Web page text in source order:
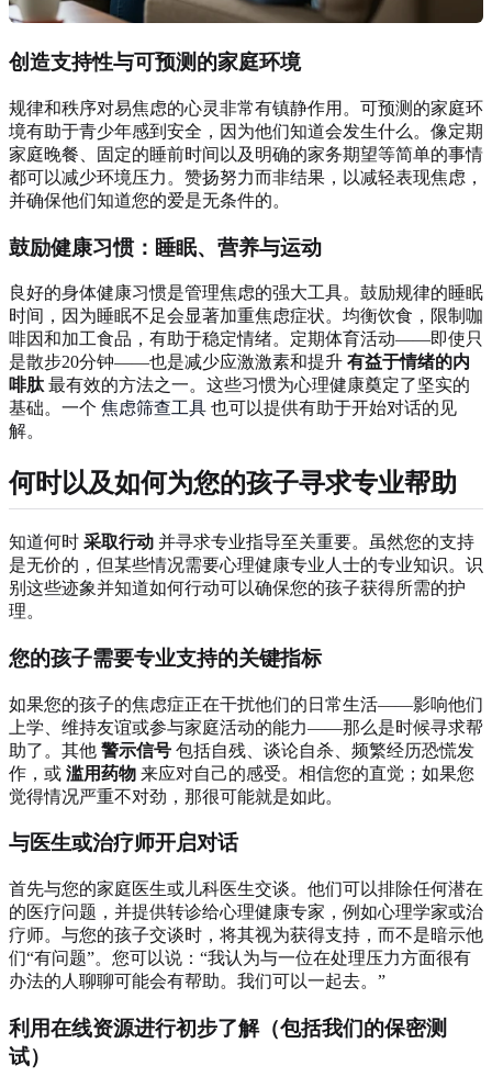
创造支持性与可预测的家庭环境
规律和秩序对易焦虑的心灵非常有镇静作用。可预测的家庭环
境有助于青少年感到安全，因为他们知道会发生什么。像定期
家庭晚餐、固定的睡前时间以及明确的家务期望等简单的事情
都可以减少环境压力。赞扬努力而非结果，以减轻表现焦虑，
并确保他们知道您的爱是无条件的。
鼓励健康习惯：睡眠、营养与运动
良好的身体健康习惯是管理焦虑的强大工具。鼓励规律的睡眠
时间，因为睡眠不足会显著加重焦虑症状。均衡饮食，限制咖
啡因和加工食品，有助于稳定情绪。定期体育活动——即使只
是散步20分钟——也是减少应激激素和提升 有益于情绪的内
啡肽 最有效的方法之一。这些习惯为心理健康奠定了坚实的
基础。一个 焦虑筛查工具 也可以提供有助于开始对话的见
解。
何时以及如何为您的孩子寻求专业帮助
知道何时 采取行动 并寻求专业指导至关重要。虽然您的支持
是无价的，但某些情况需要心理健康专业人士的专业知识。识
别这些迹象并知道如何行动可以确保您的孩子获得所需的护
理。
您的孩子需要专业支持的关键指标
如果您的孩子的焦虑症正在干扰他们的日常生活——影响他们
上学、维持友谊或参与家庭活动的能力——那么是时候寻求帮
助了。其他 警示信号 包括自残、谈论自杀、频繁经历恐慌发
作，或 滥用药物 来应对自己的感受。相信您的直觉；如果您
觉得情况严重不对劲，那很可能就是如此。
与医生或治疗师开启对话
首先与您的家庭医生或儿科医生交谈。他们可以排除任何潜在
的医疗问题，并提供转诊给心理健康专家，例如心理学家或治
疗师。与您的孩子交谈时，将其视为获得支持，而不是暗示他
们“有问题”。您可以说：“我认为与一位在处理压力方面很有
办法的人聊聊可能会有帮助。我们可以一起去。”
利用在线资源进行初步了解（包括我们的保密测
试）